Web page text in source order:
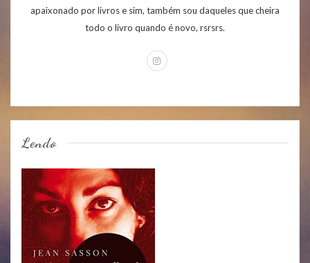
apaixonado por livros e sim, também sou daqueles que cheira
todo o livro quando é novo, rsrsrs.
Lendo